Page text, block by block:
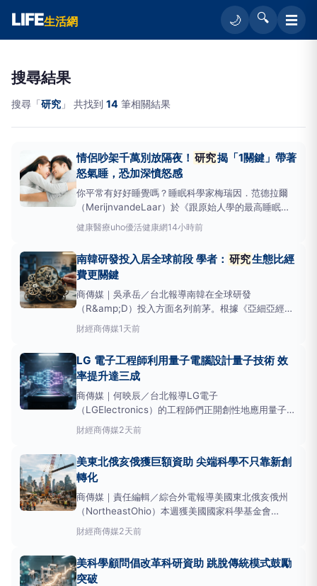
LIFE生活網 🌙 🔍 ☰
搜尋結果
搜尋「研究 」 共找到 14 筆相關結果
情侶吵架千萬別放隔夜！ 研究揭「1關鍵」帶著
怒氣睡，恐加深憤怒感
你平常有好好睡覺嗎？睡眠科學家梅瑞因．范德拉爾
（MerijnvandeLaar）於《跟原始人學的最高睡眠
法》一書中，找出睡不好的真正原由，將睡眠理論轉化
為簡單可行的生活指南，包含光照、溫度、飲食、運動
下為原書摘文：戀愛與睡眠品質的關聯我無從得知史
健康醫療uho優活健康網14小時前
南韓研發投入居全球前段 學者： 研究生態比經
費更關鍵
商傳媒｜吳承岳／台北報導南韓在全球研發
（R&amp;D）投入方面名列前茅。根據《亞細亞經
濟》報導，南韓研發支出占國內生產毛額（GDP）比
重達5.13%，截至2024年僅次於以色列，位居全球第
仍未有得主。對此，大韓民國學術院院長鄭鎮浩表示，
影響科
財經商傳媒1天前
LG 電子工程師利用量子電腦設計量子技術 效
率提升達三成
商傳媒｜何映辰／台北報導LG電子
（LGElectronics）的工程師們正開創性地應用量子運
算（一種利用量子力學原理進行計算的新型技術）於新
量子技術的設計中。這項
29日的研究，由LG電子旗下的Toron
財經商傳媒2天前
美東北俄亥俄獲巨額資助 尖端科學不只靠新創
轉化
商傳媒｜責任編輯／綜合外電報導美國東北俄亥俄州
（NortheastOhio）本週獲美國國家科學基金會
（NationalScienceFoundation）選定為新的區域創
新引擎NEO-SMART，獲得高達1.6億美元的聯邦資
轉化為商業
財經商傳媒2天前
美科學顧問倡改革科研資助 跳脫傳統模式鼓勵
突破